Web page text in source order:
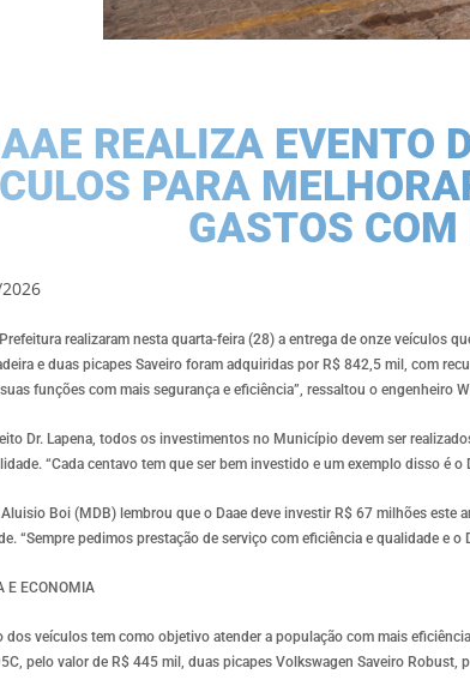
REALIZA EVENTO
PARA
GASTOS
Prefeitura realizaram nesta quarta-feira (28) a entrega de onze veículos
e duas picapes Saveiro foram adquiridas por R$ 842,5 mil, com
funções com mais segurança e eficiência”, ressaltou o engenheiro
Dr. Lapena, todos os investimentos no Município devem ser
“Cada centavo tem que ser bem investido e um exemplo disso é o
Aluisio Boi (MDB) lembrou que o Daae deve investir R$ 67 milhões
“Sempre pedimos prestação de serviço com eficiência e qualidade e o
E ECONOMIA
dos veículos tem como objetivo atender a população com mais
pelo valor de R$ 445 mil, duas picapes Volkswagen Saveiro